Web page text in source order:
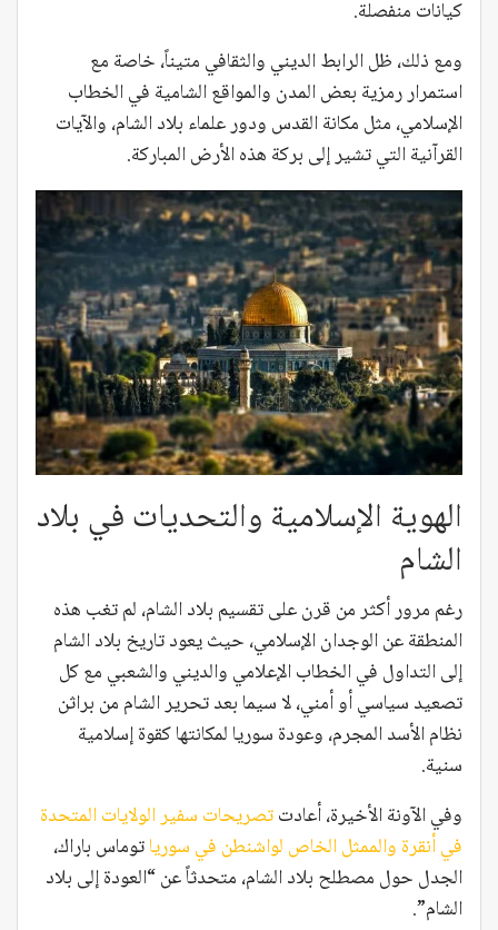
كيانات منفصلة.
ومع ذلك، ظل الرابط الديني والثقافي متيناً، خاصة مع
استمرار رمزية بعض المدن والمواقع الشامية في الخطاب
الإسلامي، مثل مكانة القدس ودور علماء بلاد الشام، والآيات
القرآنية التي تشير إلى بركة هذه الأرض المباركة.
الهوية الإسلامية والتحديات في بلاد
الشام
رغم مرور أكثر من قرن على تقسيم بلاد الشام، لم تغب هذه
المنطقة عن الوجدان الإسلامي، حيث يعود تاريخ بلاد الشام
إلى التداول في الخطاب الإعلامي والديني والشعبي مع كل
تصعيد سياسي أو أمني، لا سيما بعد تحرير الشام من براثن
نظام الأسد المجرم، وعودة سوريا لمكانتها كقوة إسلامية
سنية.
وفي الآونة الأخيرة، أعادتتصريحات سفير الولايات المتحدة
في أنقرة والممثل الخاص لواشنطن في سورياتوماس باراك،
الجدل حول مصطلح بلاد الشام، متحدثاً عن “العودة إلى بلاد
الشام”.